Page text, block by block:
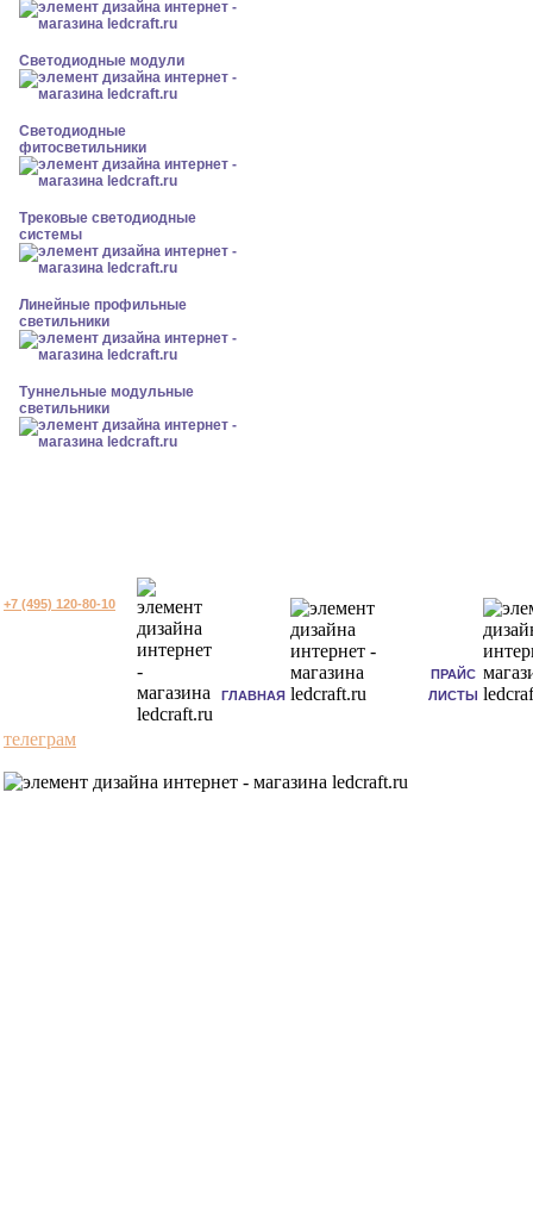
Светодиодные модули
Светодиодные
фитосветильники
Трековые светодиодные
системы
Линейные профильные
светильники
Туннельные модульные
светильники
+7 (495) 120-80-10
ГЛАВНАЯ
ПРАЙС
ЛИСТЫ
телеграм